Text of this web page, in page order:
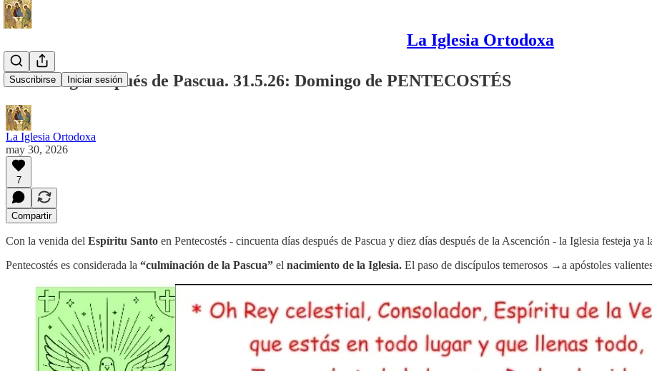
La Iglesia Ortodoxa
Suscribirse Iniciar sesión
7. domingo después de Pascua. 31.5.26: Domingo de PENTECOSTÉS
La Iglesia Ortodoxa
may 30, 2026
7
Compartir
Con la venida del Espíritu Santo en Pentecostés - cincuenta días después de Pascua y diez días después de la Ascención - la Iglesia festeja ya
Pentecostés es considerada la “culminación de la Pascua” el nacimiento de la Iglesia. El paso de discípulos temerosos →a apóstoles